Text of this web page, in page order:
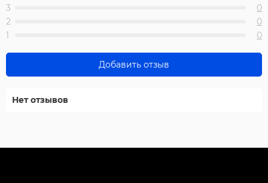
3
0
2
0
1
0
Добавить отзыв
Нет отзывов